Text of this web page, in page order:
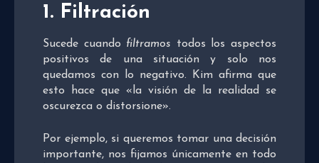
1. Filtración
Sucede cuando filtramos todos los aspectos
positivos de una situación y solo nos
quedamos con lo negativo. Kim afirma que
esto hace que «la visión de la realidad se
oscurezca o distorsione».
Por ejemplo, si queremos tomar una decisión
importante, nos fijamos únicamente en todo